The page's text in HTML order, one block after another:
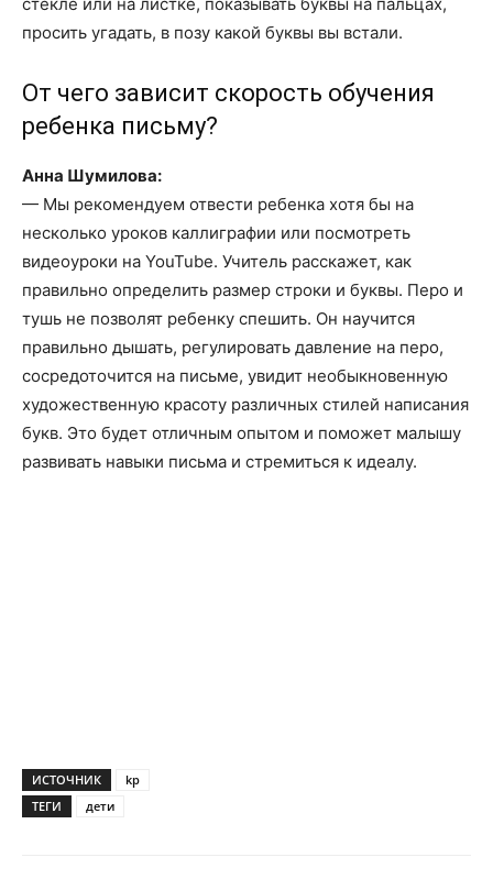
стекле или на листке, показывать буквы на пальцах,
просить угадать, в позу какой буквы вы встали.
От чего зависит скорость обучения
ребенка письму?
Анна Шумилова:
— Мы рекомендуем отвести ребенка хотя бы на
несколько уроков каллиграфии или посмотреть
видеоуроки на YouTube. Учитель расскажет, как
правильно определить размер строки и буквы. Перо и
тушь не позволят ребенку спешить. Он научится
правильно дышать, регулировать давление на перо,
сосредоточится на письме, увидит необыкновенную
художественную красоту различных стилей написания
букв. Это будет отличным опытом и поможет малышу
развивать навыки письма и стремиться к идеалу.
ИСТОЧНИК
kp
ТЕГИ
дети